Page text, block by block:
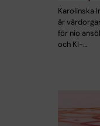
Karolinska
är
för nio
och KI-…